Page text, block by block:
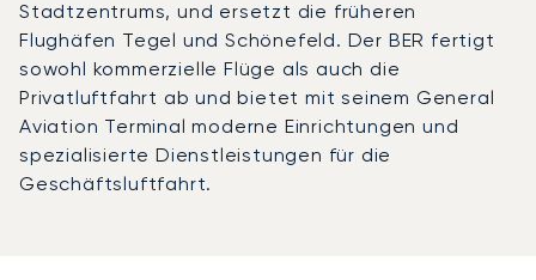
Stadtzentrums, und ersetzt die früheren
Flughäfen Tegel und Schönefeld. Der BER fertigt
sowohl kommerzielle Flüge als auch die
Privatluftfahrt ab und bietet mit seinem General
Aviation Terminal moderne Einrichtungen und
spezialisierte Dienstleistungen für die
Geschäftsluftfahrt.